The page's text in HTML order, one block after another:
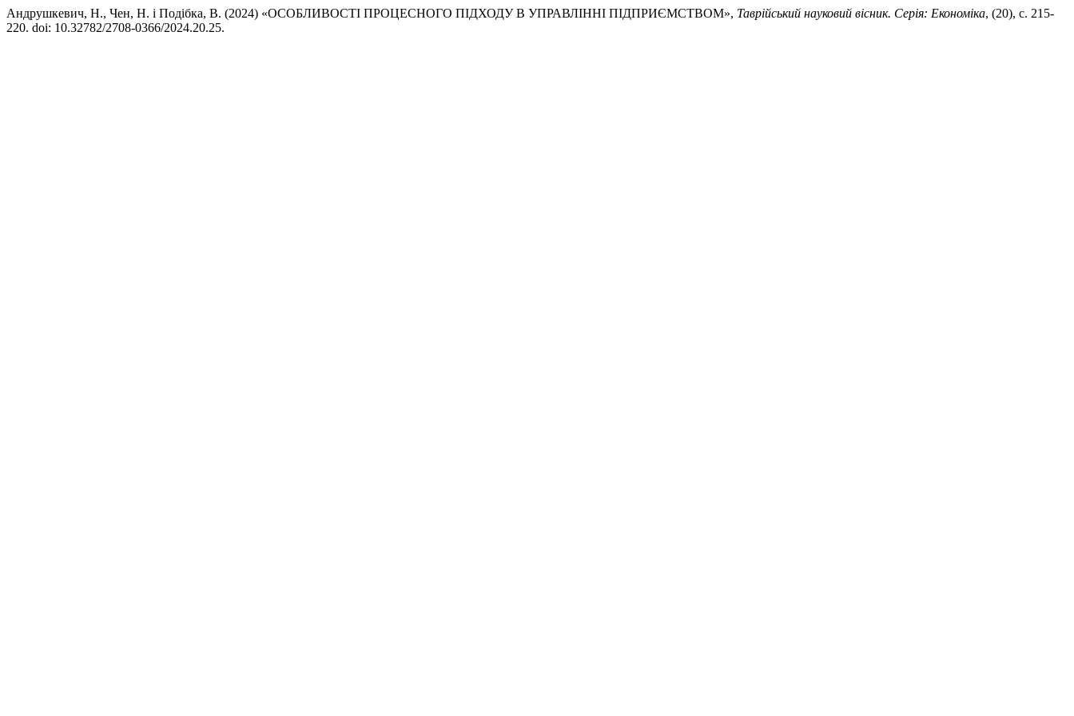
Андрушкевич, Н., Чен, Н. і Подібка, В. (2024) «ОСОБЛИВОСТІ ПРОЦЕСНОГО ПІДХОДУ В УПРАВЛІННІ ПІДПРИЄМСТВОМ», Таврійський науковий вісник. Серія: Економіка, (20), с. 215-
220. doi: 10.32782/2708-0366/2024.20.25.